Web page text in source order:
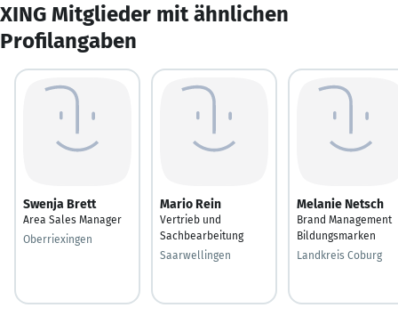
XING Mitglieder mit ähnlichen
Profilangaben
Swenja Brett
Area Sales Manager
Oberriexingen
Mario Rein
Vertrieb und
Sachbearbeitung
Saarwellingen
Melanie Netsch
Brand Management
Bildungsmarken
Landkreis Coburg